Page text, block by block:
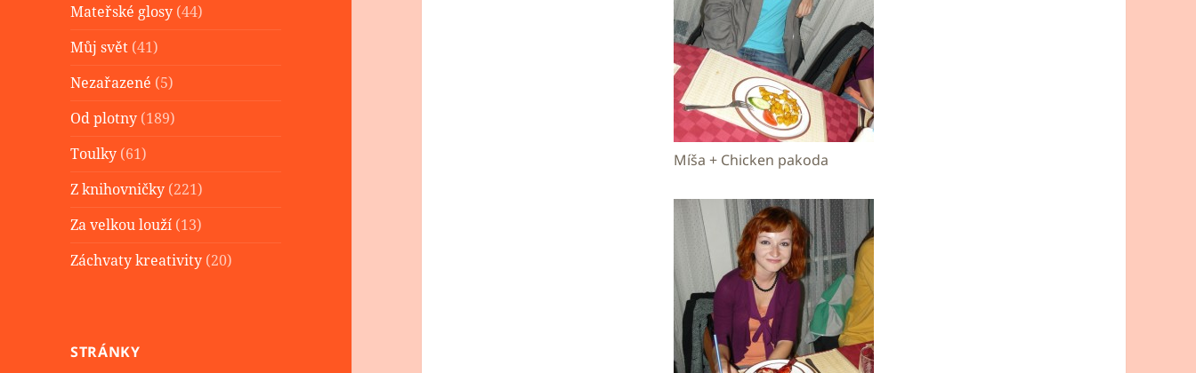
Mateřské glosy (44)
Můj svět (41)
Nezařazené (5)
Od plotny (189)
Toulky (61)
Z knihovničky (221)
Za velkou louží (13)
Záchvaty kreativity (20)
STRÁNKY
Míša + Chicken pakoda